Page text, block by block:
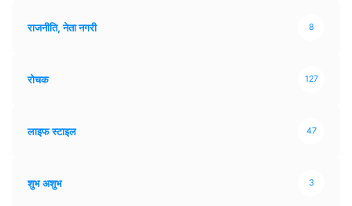
राजनीति, नेता नगरी 8
रोचक 127
लाइफ स्टाइल 47
शुभ अशुभ 3